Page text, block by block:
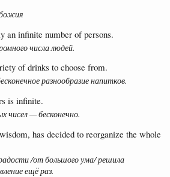
an infinite number of persons.
числа людей.
of drinks to choose from.
разнообразие напитков.
is infinite.
чисел — бесконечно.
has decided to reorganize the whole
/от большого ума/ решила
ещё раз.